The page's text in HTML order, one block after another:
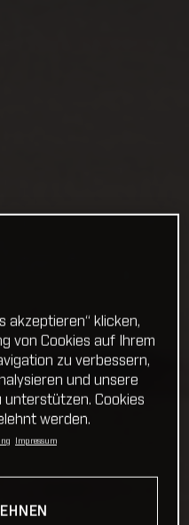
akzeptieren“ klicken,
von Cookies auf Ihrem
zu verbessern,
und unsere
unterstützen. Cookies
werden.
Impressum